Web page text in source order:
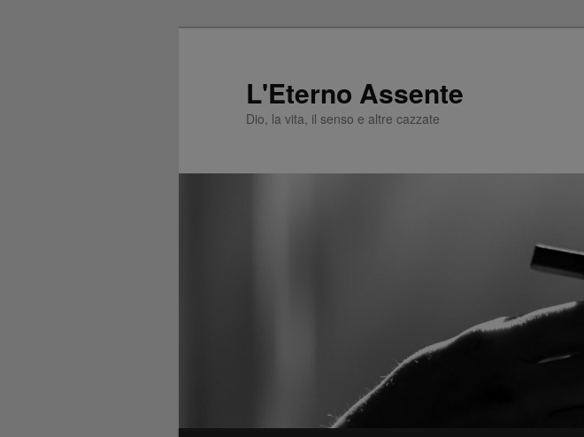
L'Eterno Assente
Dio, la vita, il senso e altre cazzate